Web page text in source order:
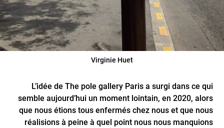
Virginie Huet
L’idée de The pole gallery Paris a surgi dans ce qui
semble aujourd’hui un moment lointain, en 2020, alors
que nous étions tous enfermés chez nous et que nous
réalisions à peine à quel point nous nous manquions